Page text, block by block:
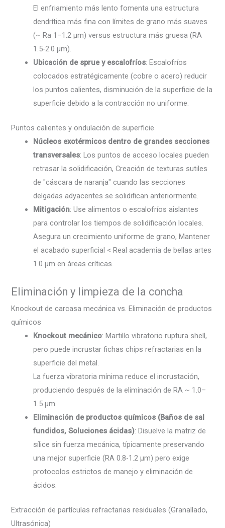
El enfriamiento más lento fomenta una estructura
dendrítica más fina con límites de grano más suaves
(~ Ra 1–1.2 µm) versus estructura más gruesa (RA
1.5-2.0 µm).
Ubicación de sprue y escalofríos: Escalofríos
colocados estratégicamente (cobre o acero) reducir
los puntos calientes, disminución de la superficie de la
superficie debido a la contracción no uniforme.
Puntos calientes y ondulación de superficie
Núcleos exotérmicos dentro de grandes secciones
transversales: Los puntos de acceso locales pueden
retrasar la solidificación, Creación de texturas sutiles
de "cáscara de naranja" cuando las secciones
delgadas adyacentes se solidifican anteriormente.
Mitigación: Use alimentos o escalofríos aislantes
para controlar los tiempos de solidificación locales.
Asegura un crecimiento uniforme de grano, Mantener
el acabado superficial < Real academia de bellas artes
1.0 µm en áreas críticas.
Eliminación y limpieza de la concha
Knockout de carcasa mecánica vs. Eliminación de productos
químicos
Knockout mecánico: Martillo vibratorio ruptura shell,
pero puede incrustar fichas chips refractarias en la
superficie del metal.
La fuerza vibratoria mínima reduce el incrustación,
produciendo después de la eliminación de RA ~ 1.0–
1.5 µm.
Eliminación de productos químicos (Baños de sal
fundidos, Soluciones ácidas): Disuelve la matriz de
sílice sin fuerza mecánica, típicamente preservando
una mejor superficie (RA 0.8-1.2 µm) pero exige
protocolos estrictos de manejo y eliminación de
ácidos.
Extracción de partículas refractarias residuales (Granallado,
Ultrasónica)